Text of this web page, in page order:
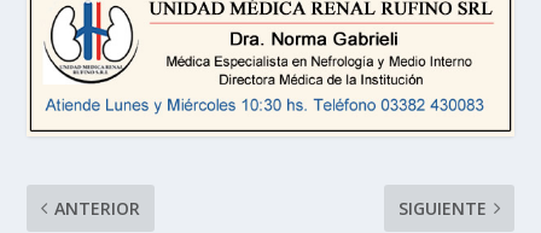
ANTERIOR SIGUIENTE